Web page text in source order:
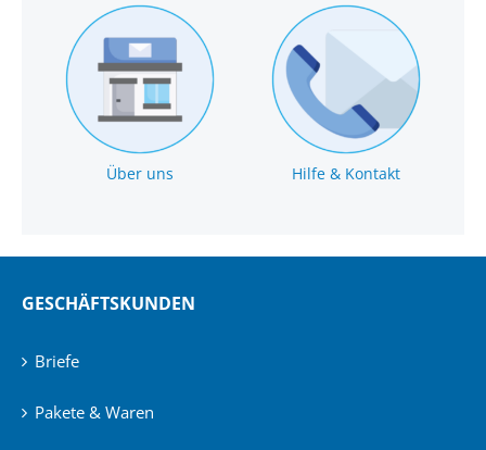
Über uns Hilfe & Kontakt
GESCHÄFTSKUNDEN
Briefe
Pakete & Waren